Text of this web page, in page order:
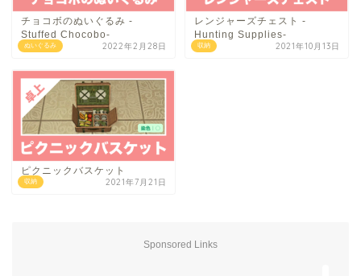
ぬいぐるみ
チョコボのぬいぐるみ -
Stuffed Chocobo-
2022年2月28日 収納
レンジャーズチェスト -
Hunting Supplies-
2021年10月13日
収納
ピクニックバスケット
2021年7月21日
Sponsored Links